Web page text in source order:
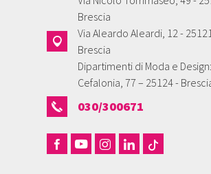
Brescia
Via Aleardo Aleardi, 12 -
Brescia
Dipartimenti di Moda e
Cefalonia, 77 – 25124 -
030/300671